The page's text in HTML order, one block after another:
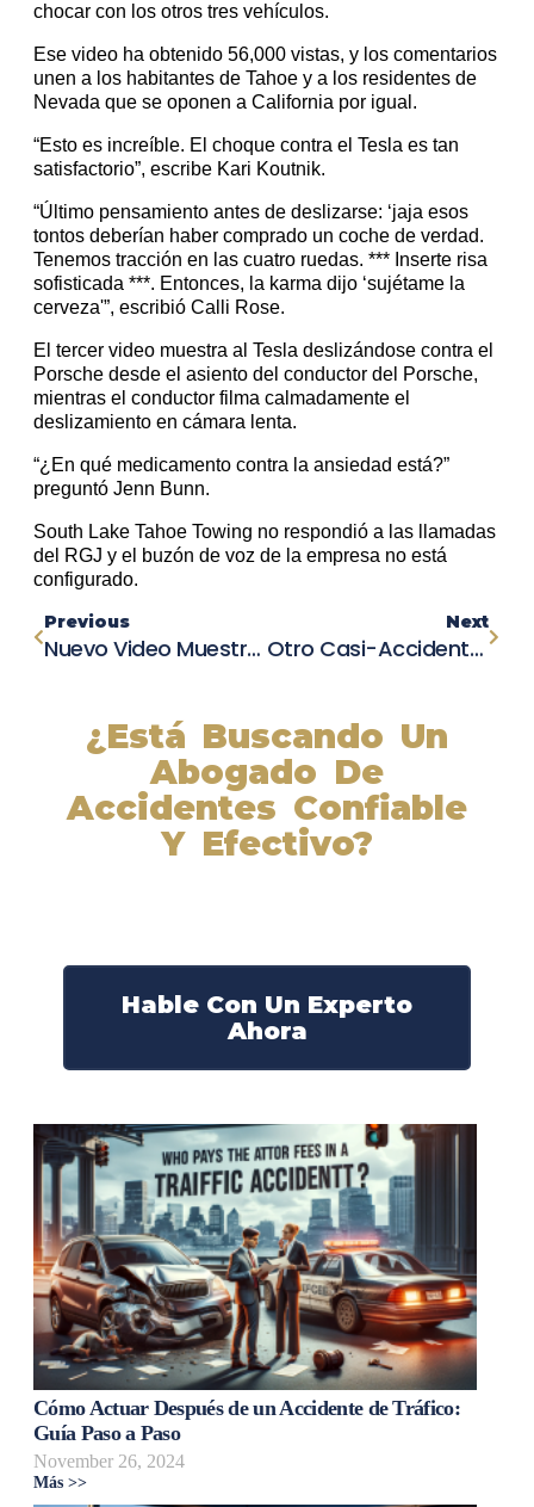
chocar con los otros tres vehículos.
Ese video ha obtenido 56,000 vistas, y los comentarios
unen a los habitantes de Tahoe y a los residentes de
Nevada que se oponen a California por igual.
“Esto es increíble. El choque contra el Tesla es tan
satisfactorio”, escribe Kari Koutnik.
“Último pensamiento antes de deslizarse: ‘jaja esos
tontos deberían haber comprado un coche de verdad.
Tenemos tracción en las cuatro ruedas. *** Inserte risa
sofisticada ***. Entonces, la karma dijo ‘sujétame la
cerveza'”, escribió Calli Rose.
El tercer video muestra al Tesla deslizándose contra el
Porsche desde el asiento del conductor del Porsche,
mientras el conductor filma calmadamente el
deslizamiento en cámara lenta.
“¿En qué medicamento contra la ansiedad está?”
preguntó Jenn Bunn.
South Lake Tahoe Towing no respondió a las llamadas
del RGJ y el buzón de voz de la empresa no está
configurado.
Previous
Nuevo Video Muestra A Transeúnte Que Persiguió A Conductor Ebrio Tras Atropellar A Detective En Texas
Next
Otro Casi-Accidente Aéreo En Estados Unidos: Un Avión Aborta Aterrizaje En Hollywood Burbank
¿Está Buscando Un
Abogado De
Accidentes Confiable
Y Efectivo?
Hable Con Un Experto
Ahora
Cómo Actuar Después de un Accidente de Tráfico:
Guía Paso a Paso
November 26, 2024
Más >>